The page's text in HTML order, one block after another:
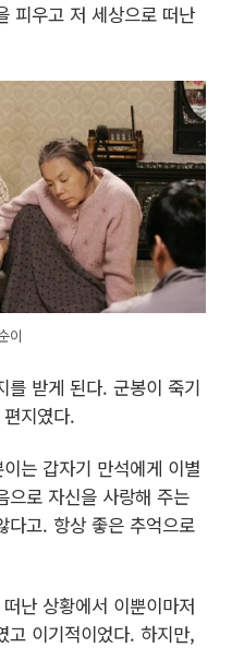
피우고 저 세상으로 떠난
이
를 받게 된다. 군봉이 죽기
지였다.
는 갑자기 만석에게 이별
으로 자신을 사랑해 주는
다고. 항상 좋은 추억으로
난 상황에서 이뿐이마저
고 이기적이었다. 하지만,